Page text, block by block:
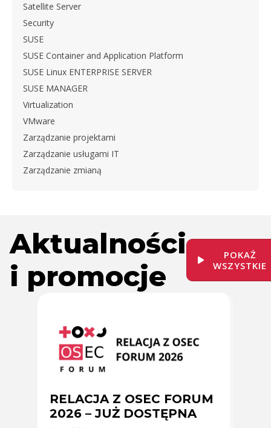
Satellite Server
Security
SUSE
SUSE Container and Application Platform
SUSE Linux ENTERPRISE SERVER
SUSE MANAGER
Virtualization
VMware
Zarządzanie projektami
Zarządzanie usługami IT
Zarządzanie zmianą
Aktualności
i promocje
POKAŻ
WSZYSTKIE
RELACJA Z OSEC FORUM
2026 – JUŻ DOSTĘPNA